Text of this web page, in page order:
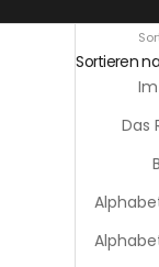
Sortieren
Das